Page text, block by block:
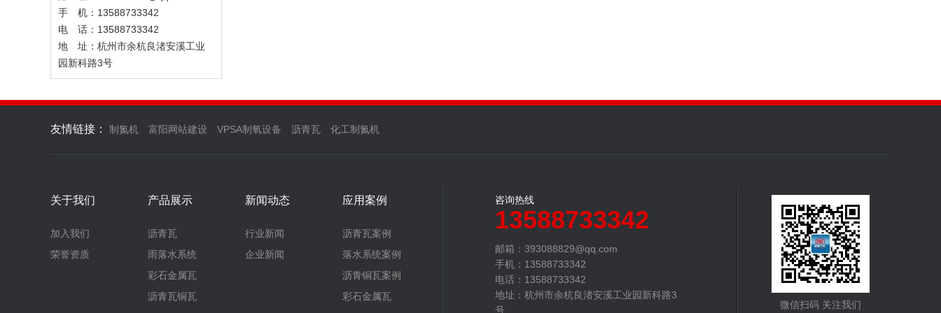
手 机：13588733342
电 话：13588733342
地 址：杭州市余杭良渚安溪工业
园新科路3号
友情链接： 制氮机 富阳网站建设 VPSA制氧设备 沥青瓦 化工制氮机
关于我们
加入我们
荣誉资质
产品展示
沥青瓦
雨落水系统
彩石金属瓦
沥青瓦铜瓦
新闻动态
行业新闻
企业新闻
应用案例
沥青瓦案例
落水系统案例
沥青铜瓦案例
彩石金属瓦
咨询热线
13588733342
邮箱：393088829@qq.com‬
手机：13588733342
电话：13588733342
地址：杭州市余杭良渚安溪工业园新科路3
号
微信扫码 关注我们